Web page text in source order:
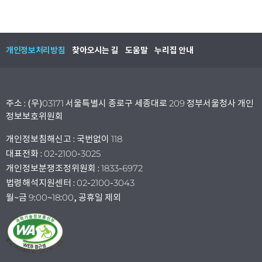
개인정보처리방침 찾아오시는 길 도움말 누리집 안내
주소 : (우)03171 서울특별시 종로구 세종대로 209 정부서울청사 개인
정보보호위원회
개인정보침해신고 : 국번없이 118
대표전화 : 02-2100-3025
개인정보분쟁조정위원회 : 1833-6972
법령해석지원센터 : 02-2100-3043
월~금 9:00~18:00, 공휴일 제외